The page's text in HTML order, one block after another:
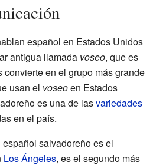
español en Estados Unidos
antigua llamada voseo, que es
convierte en el grupo más grande
usan el voseoen Estados
es una de lasvariedades
en el país.
español salvadoreño es el
Los Ángeles, es el segundo más